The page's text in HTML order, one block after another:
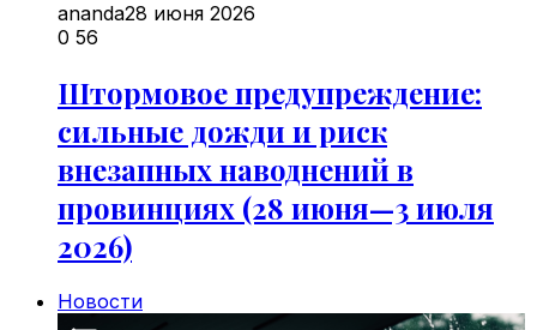
ananda28 июня 2026
0 56
Штормовое предупреждение:
сильные дожди и риск
внезапных наводнений в
провинциях (28 июня—3 июля
2026)
Новости